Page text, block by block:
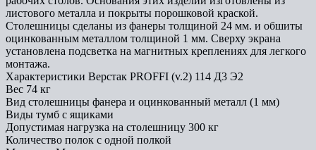
листового металла и покрыты порошковой краской.
Столешницы сделаны из фанеры толщиной 24 мм. и обшиты
оцинкованным металлом толщиной 1 мм. Сверху экрана
установлена подсветка на магнитных креплениях для легкого
монтажа.
Характеристики Верстак PROFFI (v.2) 114 Д3 Э2
Вес 74 кг
Вид столешницы фанера и оцинкованный металл (1 мм)
Виды тумб с ящиками
Допустимая нагрузка на столешницу 300 кг
Количество полок с одной полкой